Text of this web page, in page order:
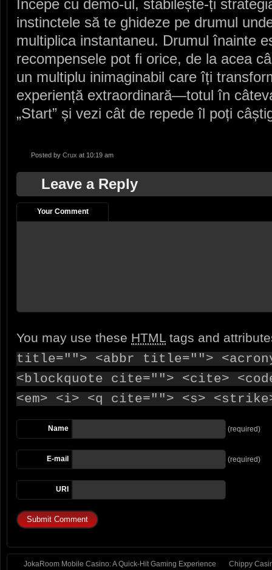
Începe cu demo-ul, stabilește-ți
instinctele să te ghideze pe drumul
multiplica instantaneu. Drumul înainte
recompensele pot fi orice, de la acea
un multiplu inimaginabil care îți
experiență extraordinară—totul în
„Start” și vezi cât de repede îl poți
Posted by Crux at 10:19 am
Leave a Reply
Your Comment
You may use these HTML tags and
title=""> <abbr title="">
<blockquote cite=""> <cite>
<em> <i> <q cite=""> <s>
Name (required)
E-mail (required)
URI
JokaRoom Mobile Casino: A Quick‑Hit Gaming Experience
Chippy